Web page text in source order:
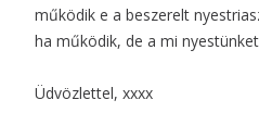
működik e a beszerelt
ha működik, de a mi
Üdvözlettel, xxxx